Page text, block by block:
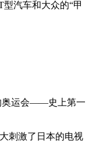
汽车和大众的“甲
奥运会——史上第一
刺激了日本的电视